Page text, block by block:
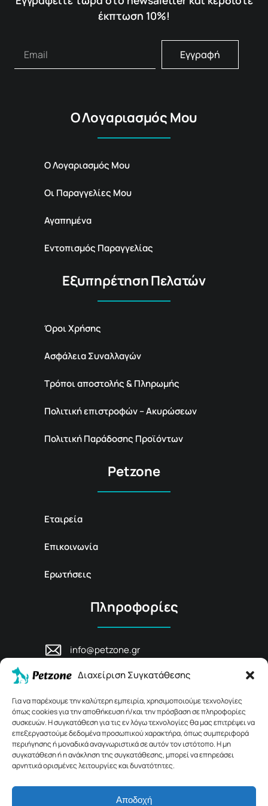
Διαχείριση Συγκατάθεσης
Για να παρέχουμε την καλύτερη εμπειρία, χρησιμοποιούμε τεχνολογίες
όπως cookies για την αποθήκευση ή/και την πρόσβαση σε πληροφορίες
συσκευών. Η συγκατάθεση για τις εν λόγω τεχνολογίες θα μας επιτρέψει να
επεξεργαστούμε δεδομένα προσωπικού χαρακτήρα, όπως συμπεριφορά
περιήγησης ή μοναδικά αναγνωριστικά σε αυτόν τον ιστότοπο. Η μη
συγκατάθεση ή η ανάκληση της συγκατάθεσης, μπορεί να επηρεάσει
αρνητικά ορισμένες λειτουργίες και δυνατότητες.
Αποδοχή
έκπτωση 10%!
Εγγραφή
Ο Λογαριασμός Μου
Ο Λογαριασμός Μου
Οι Παραγγελίες Μου
Αγαπημένα
Εντοπισμός Παραγγελίας
Εξυπηρέτηση Πελατών
Όροι Χρήσης
Ασφάλεια Συναλλαγών
Τρόποι αποστολής & Πληρωμής
Πολιτική επιστροφών – Ακυρώσεων
Πολιτική Παράδοσης Προϊόντων
Petzone
Εταιρεία
Επικοινωνία
Ερωτήσεις
Πληροφορίες
info@petzone.gr
Ρέθυμνο, Κρήτη